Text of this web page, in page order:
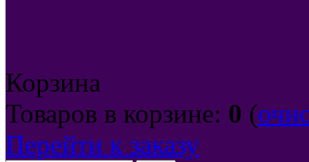
Корзина
Товаров в корзине: 0 (
Перейти к заказу